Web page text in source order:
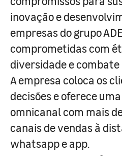
inovação e
empresas do grupo
comprometidas com
diversidade e
A empresa coloca os
decisões e oferece
omnicanal com mais
canais de vendas à
whatsapp e app.